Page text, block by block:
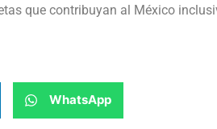
que contribuyan al México
WhatsApp